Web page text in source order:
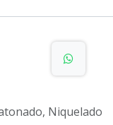
, Niquelado